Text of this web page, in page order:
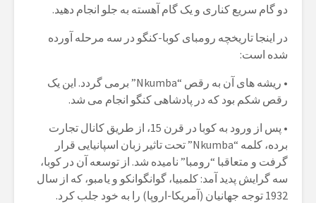
دو گام سریع کناری و یک گام آهسته به جلو انجام دهید.
در اینجا تاریخچه رومبای کوبا-کنگو در سه مرحله آورده
شده است:
• ریشه های آن به رقص “Nkumba” برمی گردد. این یک
رقص شکم بود که در پادشاهی کنگو انجام می شد.
• پس از ورود به کوبا در قرن 15، از طریق کانال تجارت
برده، کلمه “Nkumba” تحت تاثیر زبان اسپانیایی قرار
گرفت و متعاقبا “رومبا” نامیده شد. از توسعه آن در کوبا،
سه گرایش پدید آمد: کلمبیا، گوانگوانکو و یامبو، که از سال
1932 توجه جهانیان (آمریکا-اروپا) را به خود جلب کرد.